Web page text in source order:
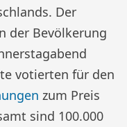
Der
der Bevölkerung
votierten für den
zum Preis
sind 100.000